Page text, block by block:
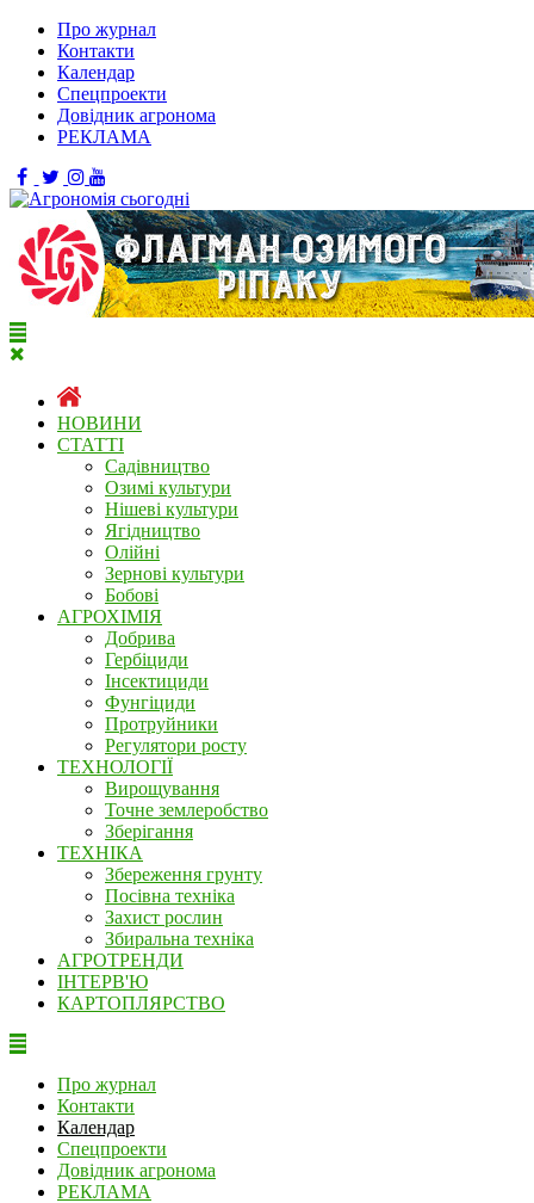
Про журнал
Контакти
Календар
Спецпроекти
Довідник агронома
РЕКЛАМА
НОВИНИ
СТАТТІ
Садівництво
Озимі культури
Нішеві культури
Ягідництво
Олійні
Зернові культури
Бобові
АГРОХІМІЯ
Добрива
Гербіциди
Інсектициди
Фунгіциди
Протруйники
Регулятори росту
ТЕХНОЛОГІЇ
Вирощування
Точне землеробство
Зберігання
ТЕХНІКА
Збереження грунту
Посівна техніка
Захист рослин
Збиральна техніка
АГРОТРЕНДИ
ІНТЕРВ'Ю
КАРТОПЛЯРСТВО
Про журнал
Контакти
Календар
Спецпроекти
Довідник агронома
РЕКЛАМА